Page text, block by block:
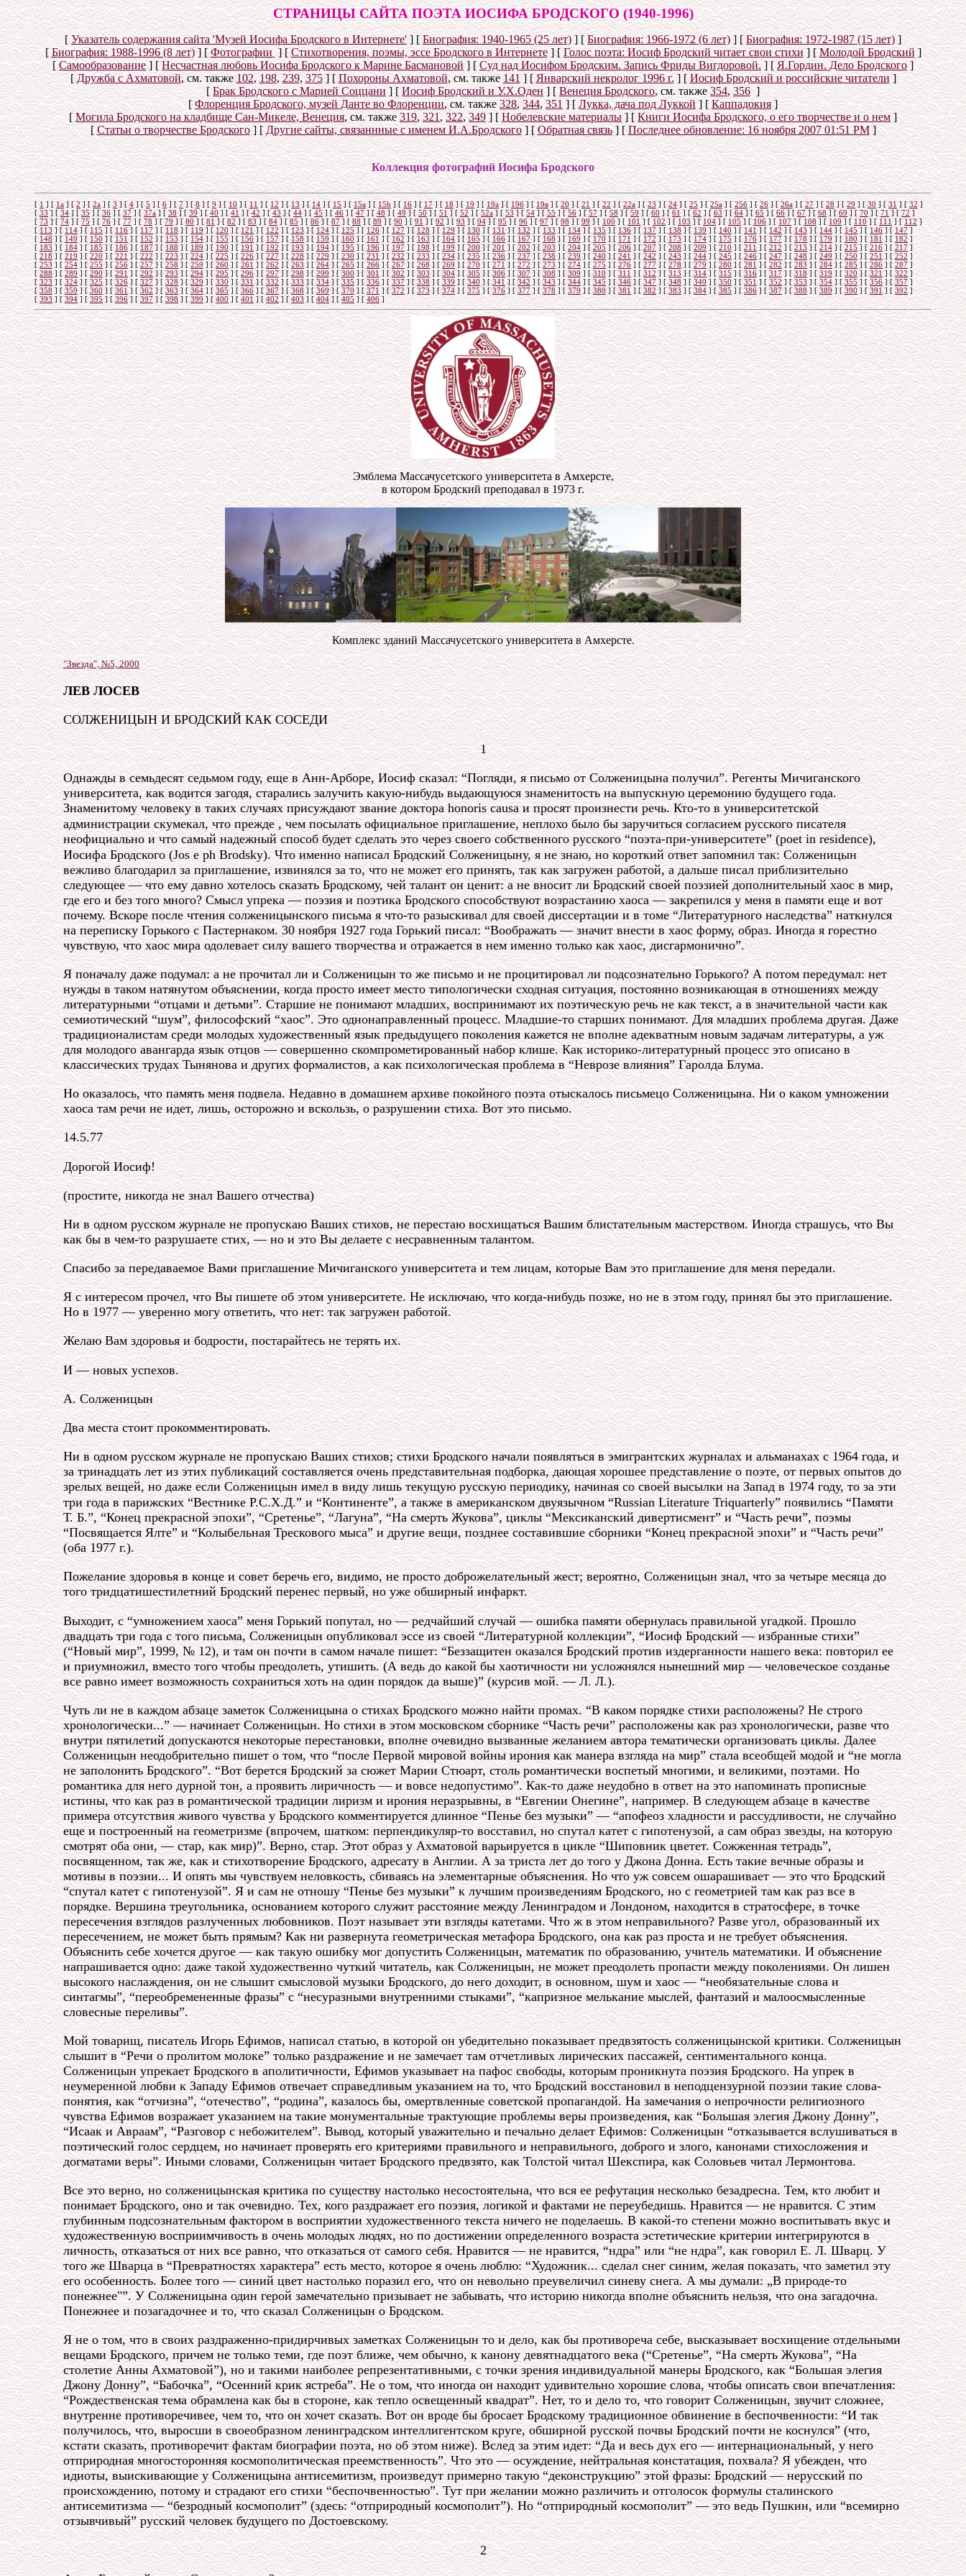
СТРАНИЦЫ САЙТА ПОЭТА ИОСИФА БРОДСКОГО (1940-1996)
[Указатель содержания сайта 'Музей Иосифа Бродского в Интернете'] [Биография: 1940-1965 (25 лет)] [Биография: 1966-1972 (6 лет)] [Биография: 1972-1987 (15 лет)]
[Биография: 1988-1996 (8 лет)] [Фотографии] [Стихотворения, поэмы, эссе Бродского в Интернете] [Голос поэта: Иосиф Бродский читает свои стихи] [Молодой Бродский]
[Самообразование] [ Несчастная любовь Иосифа Бродского к Марине Басмановой] [ Суд над Иосифом Бродским. Запись Фриды Вигдоровой.] [Я.Гордин. Дело Бродского ]
[Дружба с Ахматовой, см. также102,198,239,375] [Похороны Ахматовой, см. также141] [Январский некролог 1996 г.] [Иосиф Бродский и российские читатели ]
[Брак Бродского с Марией Соццани ] [Иосиф Бродский и У.Х.Оден] [Венеция Бродского, см. также 354,356]
[Флоренция Бродского, музей Данте во Флоренции, см. также 328,344,351] [Лукка, дача под Луккой ] [Каппадокия]
[Могила Бродского на кладбище Сан-Микеле, Венеция, см. также 319,321 ,322,349] [Нобелевские материалы] [Книги Иосифа Бродского, о его творчестве и о нем]
[Статьи о творчестве Бродского] [Другие сайты, связаннные с именем И.А.Бродского] [Обратная связь] [Последнее обновление:16 ноября 2007 01:51 PM]
Коллекция фотографий Иосифа Бродского
[1 ] [1а ] [2] [2а ] [3 ] [4] [5 ] [6] [7] [8] [ 9] [ 10] [11 ] [12 ] [13] [ 14 ] [ 15] [15a ] [15b] [16 ] [ 17] [ 18] [19 ] [19а] [19б] [ 19в ] [20] [21 ] [ 22] [22a ] [23 ] [24] [25 ] [ 25а] [25б ] [26] [26a] [ 27] [28] [29 ] [30] [31 ] [ 32]
[ 33] [34] [35] [36 ] [ 37] [37а] [38] [39] [40 ] [ 41 ] [42 ] [43 ] [ 44] [ 45] [ 46 ] [47 ] [ 48] [49] [ 50 ] [51] [52 ] [52а] [53] [ 54 ] [55] [56 ] [57] [58] [59] [ 60 ] [61] [ 62] [ 63 ] [64 ] [65 ] [ 66] [ 67 ] [68] [69 ] [ 70] [71] [72]
[73] [74 ] [ 75] [76] [ 77 ] [ 78] [ 79 ] [ 80 ] [81] [ 82 ] [ 83] [84] [85] [86] [ 87] [88] [89] [ 90 ] [91] [ 92 ] [ 93 ] [94 ] [ 95 ] [ 96] [97 ] [98 ] [99] [100 ] [ 101] [102] [ 103] [ 104 ] [ 105] [106 ] [ 107] [108] [109 ] [110] [ 111 ] [112 ]
[113 ] [ 114] [ 115 ] [116] [ 117 ] [118 ] [ 119] [ 120 ] [121] [ 122 ] [123 ] [ 124] [ 125 ] [126] [ 127 ] [128 ] [ 129] [ 130 ] [131] [ 132 ] [133 ] [ 134] [ 135 ] [136] [ 137 ] [138 ] [ 139] [ 140 ] [141] [ 142 ] [143 ] [ 144] [ 145 ] [146] [ 147 ]
[148 ] [149] [150] [ 151] [ 152] [153] [ 154] [ 155] [156] [157] [158] [159 ] [160 ] [ 161 ] [162 ] [163 ] [164] [165] [ 166] [ 167] [168] [ 169 ] [ 170] [171] [172] [173] [174 ] [175 ] [ 176] [177 ] [178 ] [179] [180] [ 181] [ 182]
[ 183] [184 ] [185] [ 186] [ 187 ] [188] [189] [190 ] [ 191 ] [192] [ 193] [ 194 ] [195 ] [196] [ 197] [ 198] [199 ] [200] [201 ] [ 202 ] [203] [204] [205 ] [ 206 ] [207] [ 208] [ 209 ] [210 ] [211] [ 212] [ 213] [214 ] [215] [216] [ 217 ]
[ 218 ] [ 219 ] [ 220 ] [ 221] [222] [223 ] [224 ] [225] [ 226] [ 227 ] [228 ] [229 ] [ 230] [ 231] [232] [ 233 ] [ 234] [ 235 ] [ 236] [237] [238 ] [239 ] [240] [ 241 ] [ 242 ] [243 ] [244 ] [ 245] [ 246] [247] [ 248 ] [ 249 ] [ 250 ] [ 251] [252]
[ 253 ] [ 254] [255 ] [256 ] [257] [ 258 ] [259 ] [ 260 ] [261 ] [ 262 ] [ 263] [ 264] [265] [ 266 ] [ 267] [ 268 ] [ 269] [270 ] [271 ] [272 ] [ 273 ] [274 ] [ 275 ] [276 ] [ 277 ] [ 278] [ 279 ] [280] [ 281 ] [ 282] [ 283 ] [ 284] [285 ] [286 ] [287]
[288] [289 ] [ 290] [291] [ 292] [293 ] [ 294] [295 ] [ 296] [297 ] [298 ] [299] [ 300 ] [301] [ 302 ] [303] [304 ] [ 305] [306] [ 307] [308 ] [ 309] [310 ] [ 311] [312 ] [313 ] [314] [ 315 ] [316] [ 317] [318] [319 ] [ 320] [321] [ 322]
[323 ] [ 324] [ 325 ] [326] [ 327 ] [328 ] [ 329] [ 330 ] [331] [332 ] [333] [ 334] [ 335] [336] [ 337 ] [338 ] [ 339] [ 340 ] [341] [ 342 ] [343 ] [ 344] [ 345 ] [346] [347 ] [348] [ 349] [ 350 ] [351] [ 352 ] [353 ] [ 354] [ 355 ] [356] [ 357 ]
[ 358] [359] [360] [361] [ 362] [ 363 ] [364] [365] [366] [367] [368] [369 ] [ 370 ] [371 ] [372 ] [ 373] [374] [375] [376] [ 377] [ 378 ] [379] [380] [381 ] [382] [383] [384 ] [ 385 ] [386 ] [387 ] [ 388] [389] [390] [391] [ 392]
[ 393] [ 394] [395] [396] [ 397 ] [398] [399] [400 ] [ 401 ] [402 ] [403] [ 404] [405 ] [406]
Эмблема Массачусетского университета в Амхерсте,
в котором Бродский преподавал в 1973 г.
Комплекс зданий Массачусетского университета в Амхерсте.
"Звезда", №5, 2000
ЛЕВ ЛОСЕВ
СОЛЖЕНИЦЫН И БРОДСКИЙ КАК СОСЕДИ
1
Однажды в семьдесят седьмом году, еще в Анн-Арборе, Иосиф сказал: “Погляди, я письмо от Солженицына получил”. Регенты Мичиганского
университета, как водится загодя, старались залучить какую-нибудь выдающуюся знаменитость на выпускную церемонию будущего года.
Знаменитому человеку в таких случаях присуждают звание доктора honoris causa и просят произнести речь. Кто-то в университетской
администрации скумекал, что прежде , чем посылать официальное приглашение, неплохо было бы заручиться согласием русского писателя
неофициально и что самый надежный способ будет сделать это через своего собственного русского “поэта-при-университете” (poet in residence),
Иосифа Бродского (Jos e ph Brodsky). Что именно написал Бродский Солженицыну, я не знаю, но короткий ответ запомнил так: Солженицын
вежливо благодарил за приглашение, извинялся за то, что не может его принять, так как загружен работой, а дальше писал приблизительно
следующее — что ему давно хотелось сказать Бродскому, чей талант он ценит: а не вносит ли Бродский своей поэзией дополнительный хаос в мир,
где его и без того много? Смысл упрека — поэзия и поэтика Бродского способствуют возрастанию хаоса — закрепился у меня в памяти еще и вот
почему. Вскоре после чтения солженицынского письма я что-то разыскивал для своей диссертации и в томе “Литературного наследства” наткнулся
на переписку Горького с Пастернаком. 30 ноября 1927 года Горький писал: “Воображать — значит внести в хаос форму, образ. Иногда я горестно
чувствую, что хаос мира одолевает силу вашего творчества и отражается в нем именно только как хаос, дисгармонично”.
Я поначалу даже подумал: а не прочитал ли и Солженицын то же письмо и не процитировал ли подсознательно Горького? А потом передумал: нет
нужды в таком натянутом объяснении, когда просто имеет место типологически сходная ситуация, постоянно возникающая в отношениях между
литературными “отцами и детьми”. Старшие не понимают младших, воспринимают их поэтическую речь не как текст, а в значительной части как
семиотический “шум”, философский “хаос”. Это однонаправленный процесс. Младшие-то старших понимают. Для младших проблема другая. Даже
традиционалистам среди молодых художественный язык предыдущего поколения кажется не вполне адекватным новым задачам литературы, а уж
для молодого авангарда язык отцов — совершенно скомпрометированный набор клише. Как историко-литературный процесс это описано в
классических трудах Тынянова и других формалистов, а как психологическая проблема в “Неврозе влияния” Гаролда Блума.
Но оказалось, что память меня подвела. Недавно в домашнем архиве покойного поэта отыскалось письмецо Солженицына. Ни о каком умножении
хаоса там речи не идет, лишь, осторожно и вскользь, о разрушении стиха. Вот это письмо.
14.5.77
Дорогой Иосиф!
(простите, никогда не знал Вашего отчества)
Ни в одном русском журнале не пропускаю Ваших стихов, не перестаю восхищаться Вашим блистательным мастерством. Иногда страшусь, что Вы
как бы в чем-то разрушаете стих, — но и это Вы делаете с несравненным талантом.
Спасибо за передаваемое Вами приглашение Мичиганского университета и тем лицам, которые Вам это приглашение для меня передали.
Я с интересом прочел, что Вы пишете об этом университете. Не исключаю, что когда-нибудь позже, но не в этом году, принял бы это приглашение.
Но в 1977 — уверенно могу ответить, что нет: так загружен работой.
Желаю Вам здоровья и бодрости, постарайтесь не терять их.
И — новых успехов.
А. Солженицын
Два места стоит прокомментировать.
Ни в одном русском журнале не пропускаю Ваших стихов; стихи Бродского начали появляться в эмигрантских журналах и альманахах с 1964 года, и
за тринадцать лет из этих публикаций составляется очень представительная подборка, дающая хорошее представление о поэте, от первых опытов до
зрелых вещей, но даже если Солженицын имел в виду лишь текущую русскую периодику, начиная со своей высылки на Запад в 1974 году, то за эти
три года в парижских “Вестнике Р.С.Х.Д.” и “Континенте”, а также в американском двуязычном “Russian Literature Triquarterly” появились “Памяти
Т. Б.”, “Конец прекрасной эпохи”, “Сретенье”, “Лагуна”, “На смерть Жукова”, циклы “Мексиканский дивертисмент” и “Часть речи”, поэмы
“Посвящается Ялте” и “Колыбельная Трескового мыса” и другие вещи, позднее составившие сборники “Конец прекрасной эпохи” и “Часть речи”
(оба 1977 г.).
Пожелание здоровья в конце и совет беречь его, видимо, не просто доброжелательный жест; вероятно, Солженицын знал, что за четыре месяца до
того тридцатишестилетний Бродский перенес первый, но уже обширный инфаркт.
Выходит, с “умножением хаоса” меня Горький попутал, но — редчайший случай — ошибка памяти обернулась правильной угадкой. Прошло
двадцать три года с того письма, Солженицын опубликовал эссе из своей “Литературной коллекции”, “Иосиф Бродский — избранные стихи”
(“Новый мир”, 1999, № 12), и там он почти в самом начале пишет: “Беззащитен оказался Бродский против издерганности нашего века: повторил ее
и приумножил, вместо того чтобы преодолеть, утишить. (А ведь до какой бы хаотичности ни усложнялся нынешний мир — человеческое созданье
все равно имеет возможность сохраниться хоть на один порядок да выше)” (курсив мой. — Л. Л.).
Чуть ли не в каждом абзаце заметок Солженицына о стихах Бродского можно найти промах. “В каком порядке стихи расположены? Не строго
хронологически...” — начинает Солженицын. Но стихи в этом московском сборнике “Часть речи” расположены как раз хронологически, разве что
внутри пятилетий допускаются некоторые перестановки, вполне очевидно вызванные желанием автора тематически организовать циклы. Далее
Солженицын неодобрительно пишет о том, что “после Первой мировой войны ирония как манера взгляда на мир” стала всеобщей модой и “не могла
не заполонить Бродского”. “Вот берется Бродский за сюжет Марии Стюарт, столь романтически воспетый многими, и великими, поэтами. Но
романтика для него дурной тон, а проявить лиричность — и вовсе недопустимо”. Как-то даже неудобно в ответ на это напоминать прописные
истины, что как раз в романтической традиции лиризм и ирония неразрывны, в “Евгении Онегине”, например. В следующем абзаце в качестве
примера отсутствия живого чувства у Бродского комментируется длинное “Пенье без музыки” — “апофеоз хладности и рассудливости, не случайно
еще и построенный на геометризме (впрочем, шатком: перпендикуляр-то восставил, но спутал катет с гипотенузой, а сам образ звезды, на которую
смотрят оба они, — стар, как мир)”. Верно, стар. Этот образ у Ахматовой варьируется в цикле “Шиповник цветет. Сожженная тетрадь”,
посвященном, так же, как и стихотворение Бродского, адресату в Англии. А за триста лет до того у Джона Донна. Есть такие вечные образы и
мотивы в поэзии... И опять мы чувствуем неловкость, сбиваясь на элементарные объяснения. Но что уж совсем ошарашивает — это что Бродский
“спутал катет с гипотенузой”. Я и сам не отношу “Пенье без музыки” к лучшим произведениям Бродского, но с геометрией там как раз все в
порядке. Вершина треугольника, основанием которого служит расстояние между Ленинградом и Лондоном, находится в стратосфере, в точке
пересечения взглядов разлученных любовников. Поэт называет эти взгляды катетами. Что ж в этом неправильного? Разве угол, образованный их
пересечением, не может быть прямым? Как ни развернута геометрическая метафора Бродского, она как раз проста и не требует объяснения.
Объяснить себе хочется другое — как такую ошибку мог допустить Солженицын, математик по образованию, учитель математики. И объяснение
напрашивается одно: даже такой художественно чуткий читатель, как Солженицын, не может преодолеть пропасти между поколениями. Он лишен
высокого наслаждения, он не слышит смысловой музыки Бродского, до него доходит, в основном, шум и хаос — “необязательные слова и
синтагмы”, “переобремененные фразы” с “несуразными внутренними стыками”, “капризное мелькание мыслей, фантазий и малоосмысленные
словесные переливы”.
Мой товарищ, писатель Игорь Ефимов, написал статью, в которой он убедительно показывает предвзятость солженицынской критики. Солженицын
слышит в “Речи о пролитом молоке” только раздражение и не замечает там отчетливых лирических пассажей, сентиментального конца.
Солженицын упрекает Бродского в аполитичности, Ефимов указывает на пафос свободы, которым проникнута поэзия Бродского. На упрек в
неумеренной любви к Западу Ефимов отвечает справедливым указанием на то, что Бродский восстановил в неподцензурной поэзии такие слова-
понятия, как “отчизна”, “отечество”, “родина”, казалось бы, омертвленные советской пропагандой. На замечания о непрочности религиозного
чувства Ефимов возражает указанием на такие монументальные трактующие проблемы веры произведения, как “Большая элегия Джону Донну”,
“Исаак и Авраам”, “Разговор с небожителем”. Вывод, который уважительно и печально делает Ефимов: Солженицын “отказывается вслушиваться в
поэтический голос сердцем, но начинает проверять его критериями правильного и неправильного, доброго и злого, канонами стихосложения и
догматами веры”. Иными словами, Солженицын читает Бродского предвзято, как Толстой читал Шекспира, как Соловьев читал Лермонтова.
Все это верно, но солженицынская критика по существу настолько несостоятельна, что вся ее рефутация несколько безадресна. Тем, кто любит и
понимает Бродского, оно и так очевидно. Тех, кого раздражает его поэзия, логикой и фактами не переубедишь. Нравится — не нравится. С этим
глубинным подсознательным фактором в восприятии художественного текста ничего не поделаешь. В какой-то степени можно воспитывать вкус и
художественную восприимчивость в очень молодых людях, но по достижении определенного возраста эстетические критерии интегрируются в
личность, отказаться от них все равно, что отказаться от самого себя. Нравится — не нравится, “ндра” или “не ндра”, как говорил Е. Л. Шварц. У
того же Шварца в “Превратностях характера” есть место, которое я очень люблю: “Художник... сделал снег синим, желая показать, что заметил эту
его особенность. Более того — синий цвет настолько поразил его, что он невольно преувеличил синеву снега. А мы думали: „В природе-то
понежнее"”. У Солженицына один герой замечательно призывает не забывать, что историю никогда вполне объяснить нельзя, что она загадочна.
Понежнее и позагадочнее и то, что сказал Солженицын о Бродском.
Я не о том, что в своих раздраженно-придирчивых заметках Солженицын то и дело, как бы противореча себе, высказывает восхищение отдельными
вещами Бродского, причем не только теми, где поэт ближе, чем обычно, к канону девятнадцатого века (“Сретенье”, “На смерть Жукова”, “На
столетие Анны Ахматовой”), но и такими наиболее репрезентативными, с точки зрения индивидуальной манеры Бродского, как “Большая элегия
Джону Донну”, “Бабочка”, “Осенний крик ястреба”. Не о том, что иногда он находит удивительно хорошие слова, чтобы описать свои впечатления:
“Рождественская тема обрамлена как бы в стороне, как тепло освещенный квадрат”. Нет, то и дело то, что говорит Солженицын, звучит сложнее,
внутренне противоречивее, чем то, что он хочет сказать. Вот он вроде бы бросает Бродскому традиционное обвинение в беспочвенности: “И так
получилось, что, выросши в своеобразном ленинградском интеллигентском круге, обширной русской почвы Бродский почти не коснулся” (что,
кстати сказать, противоречит фактам биографии поэта, но об этом ниже). Вслед за этим идет: “Да и весь дух его — интернациональный, у него
отприродная многосторонняя космополитическая преемственность”. Что это — осуждение, нейтральная констатация, похвала? Я убежден, что
идиоты, выискивающие у Солженицына антисемитизм, произведут примерно такую “деконструкцию” этой фразы: Бродский — нерусский по
происхождению, потому и страдают его стихи “беспочвенностью”. Тут при желании можно различить и отголосок формулы сталинского
антисемитизма — “безродный космополит” (здесь: “отприродный космополит”). Но “отприродный космополит” — это ведь Пушкин, или “всемирно
отзывчивый” русский человек будущего по Достоевскому.
2